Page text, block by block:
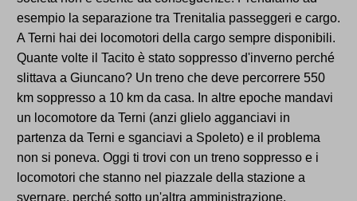
esempio la separazione tra Trenitalia passeggeri e cargo.
A Terni hai dei locomotori della cargo sempre disponibili.
Quante volte il Tacito è stato soppresso d'inverno perché
slittava a Giuncano? Un treno che deve percorrere 550
km soppresso a 10 km da casa. In altre epoche mandavi
un locomotore da Terni (anzi glielo agganciavi in
partenza da Terni e sganciavi a Spoleto) e il problema
non si poneva. Oggi ti trovi con un treno soppresso e i
locomotori che stanno nel piazzale della stazione a
svernare, perché sotto un'altra amministrazione.